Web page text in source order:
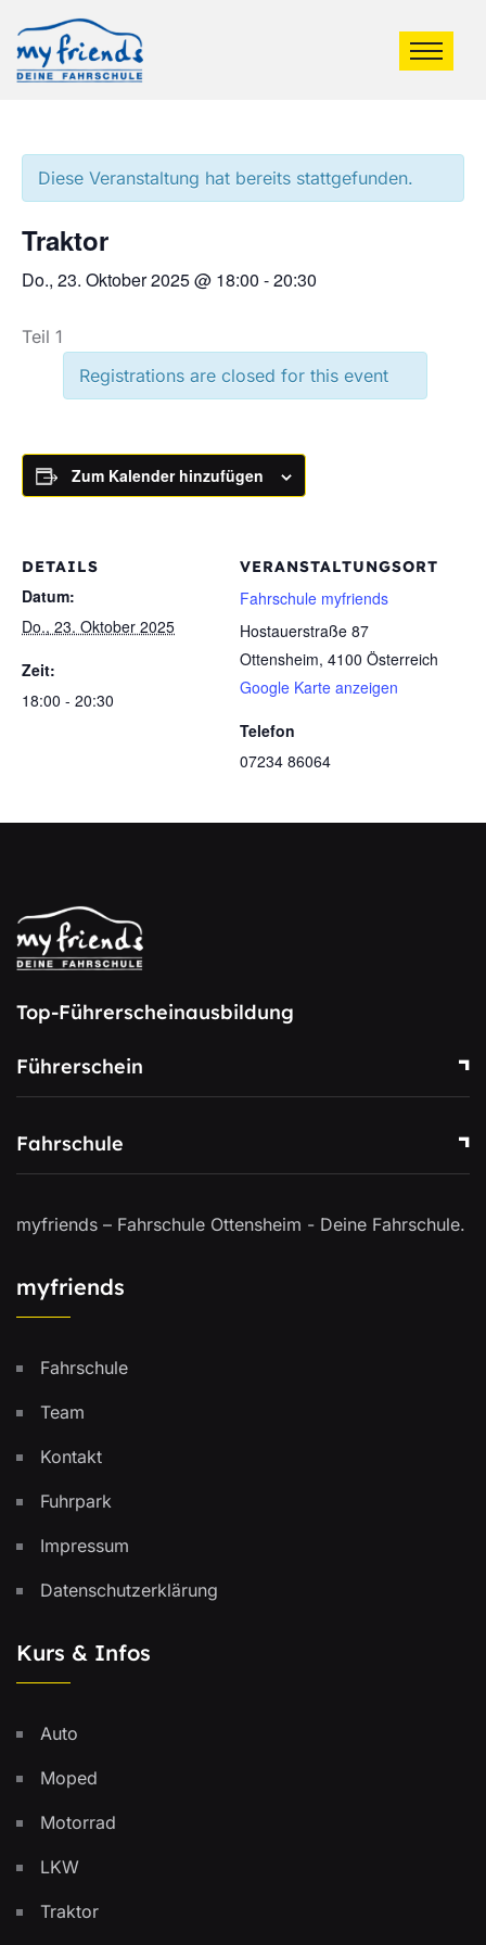
Diese Veranstaltung hat bereits stattgefunden.
Traktor
Do., 23. Oktober 2025 @ 18:00 -20:30
Teil 1
Registrations are closed for this event
Zum Kalender hinzufügen
DETAILS
Datum:
Do., 23. Oktober 2025
Zeit:
18:00 - 20:30
VERANSTALTUNGSORT
Fahrschule myfriends
Hostauerstraße 87
Ottensheim, 4100 Österreich
Google Karte anzeigen
Telefon
07234 86064
Top-Führerscheinausbildung
Führerschein
Fahrschule
myfriends – Fahrschule Ottensheim - Deine Fahrschule.
myfriends
Fahrschule
Team
Kontakt
Fuhrpark
Impressum
Datenschutzerklärung
Kurs & Infos
Auto
Moped
Motorrad
LKW
Traktor